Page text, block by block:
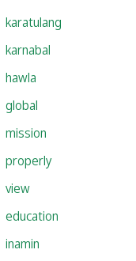
karatulang
karnabal
hawla
global
mission
properly
view
education
inamin